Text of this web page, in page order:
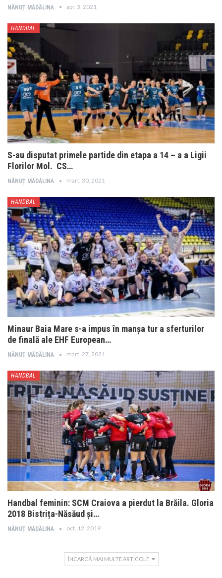
NĂNUȚ MĂDĂLINA apr. 3, 2021
HANDBAL
S-au disputat primele partide din etapa a 14 – a a Ligii
Florilor Mol. CS…
NĂNUȚ MĂDĂLINA mart. 30, 2021
HANDBAL
Minaur Baia Mare s-a impus în manșa tur a sferturilor
de finală ale EHF European…
NĂNUȚ MĂDĂLINA mart. 27, 2021
HANDBAL
Handbal feminin: SCM Craiova a pierdut la Brăila. Gloria
2018 Bistrița-Năsăud și…
NĂNUȚ MĂDĂLINA oct. 12, 2019
ÎNCARCĂ MAI MULTE ARTICOLE